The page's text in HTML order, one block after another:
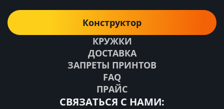
СВЯЗАТЬСЯ С НАМИ:
КРУЖКИ
ДОСТАВКА
ЗАПРЕТЫ ПРИНТОВ
FAQ
ПРАЙС
Конструктор